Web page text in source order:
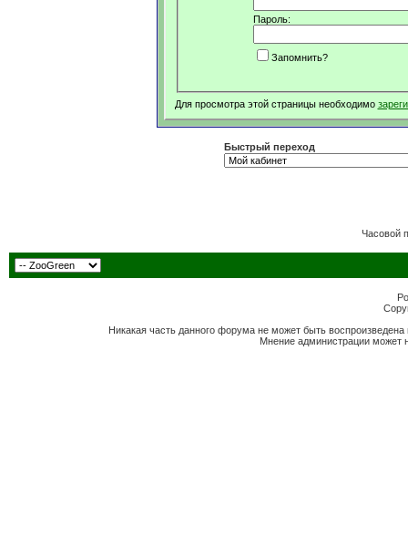
Пароль:
Запомнить?
Для просмотра этой страницы необходимо
Быстрый переход
Часовой
Никакая часть данного форума не может быть
Мнение администрации может